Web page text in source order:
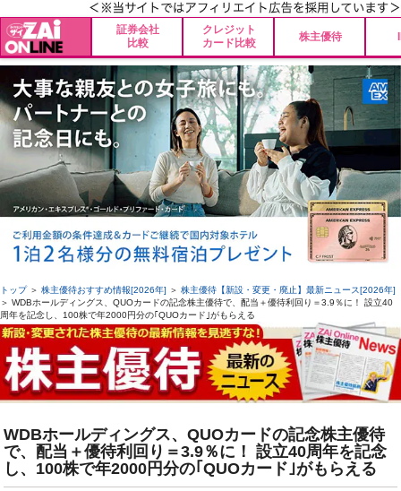
証券会社
比較
クレジット
カード比較
株主優待
トップ＞ 株主優待おすすめ情報[2026年] ＞ 株主優待【新設・変更・廃止】最新ニュース[2026年]
＞ WDBホールディングス、QUOカードの記念株主優待で、配当＋優待利回り＝3.9％に！ 設立40
周年を記念し、100株で年2000円分の｢QUOカード｣がもらえる
WDBホールディングス、QUOカードの記念株主優待
で、配当＋優待利回り＝3.9％に！ 設立40周年を記念
し、100株で年2000円分の｢QUOカード｣がもらえる